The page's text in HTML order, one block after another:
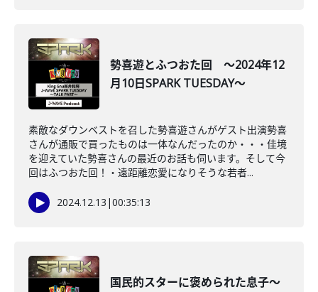
勢喜遊とふつおた回 ～2024年12
月10日SPARK TUESDAY～
素敵なダウンベストを召した勢喜遊さんがゲスト出演勢喜
さんが通販で買ったものは一体なんだったのか・・・佳境
を迎えていた勢喜さんの最近のお話も伺います。そして今
回はふつおた回！・遠距離恋愛になりそうな若者...
2024.12.13 |00:35:13
国民的スターに褒められた息子～